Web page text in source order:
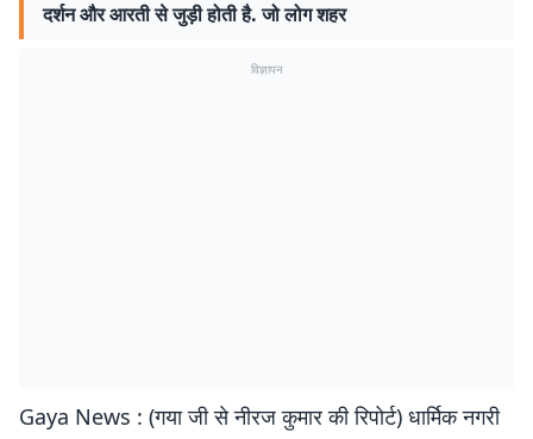
दर्शन और आरती से जुड़ी होती है. जो लोग शहर
विज्ञापन
Gaya News : (गया जी से नीरज कुमार की रिपोर्ट) धार्मिक नगरी